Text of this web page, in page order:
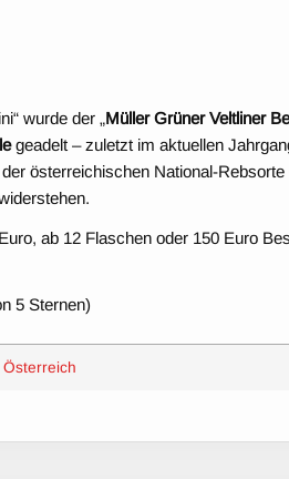
wurde der „Müller Grüner Veltliner
geadelt – zuletzt im aktuellen
österreichischen National-Rebsorte
ab 12 Flaschen oder 150 Euro
5 Sternen)
Österreich